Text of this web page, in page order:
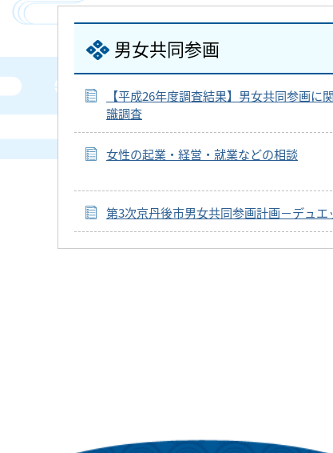
男女共同参画
【平成26年度調査結果】男女共同参画に
識調査
女性の起業・経営・就業などの相談
第3次京丹後市男女共同参画計画－デュエ